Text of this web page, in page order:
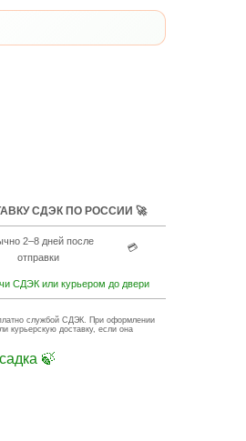
СДЭК ПО РОССИИ 🚀
2–8 дней после
отправки
💳
СДЭК или курьером до двери
службой СДЭК. При оформлении
курьерскую доставку, если она
🍃